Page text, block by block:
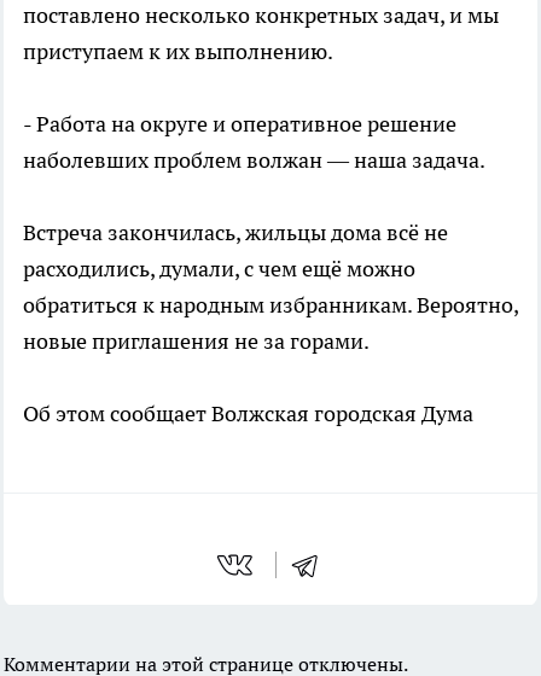
поставлено несколько конкретных задач, и мы
приступаем к их выполнению.
- Работа на округе и оперативное решение
наболевших проблем волжан — наша задача.
Встреча закончилась, жильцы дома всё не
расходились, думали, с чем ещё можно
обратиться к народным избранникам. Вероятно,
новые приглашения не за горами.
Об этом сообщает Волжская городская Дума
Комментарии на этой странице отключены.